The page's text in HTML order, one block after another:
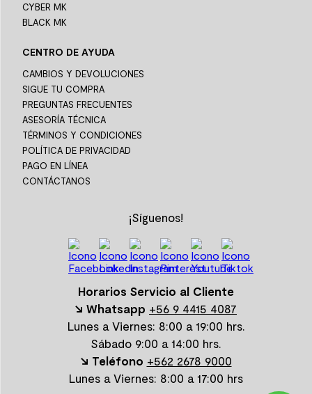
CYBER MK
BLACK MK
CENTRO DE AYUDA
CAMBIOS Y DEVOLUCIONES
SIGUE TU COMPRA
PREGUNTAS FRECUENTES
ASESORÍA TÉCNICA
TÉRMINOS Y CONDICIONES
POLÍTICA DE PRIVACIDAD
PAGO EN LÍNEA
CONTÁCTANOS
¡Síguenos!
Horarios Servicio al Cliente
↘ Whatsapp +56 9 4415 4087
Lunes a Viernes: 8:00 a 19:00 hrs.
Sábado 9:00 a 14:00 hrs.
↘ Teléfono +562 2678 9000
Lunes a Viernes: 8:00 a 17:00 hrs